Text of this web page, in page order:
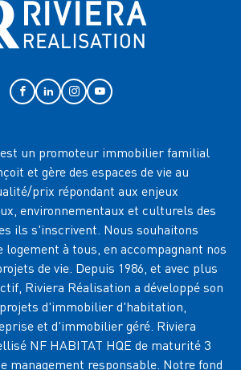
un promoteur immobilier familial
et gère des espaces de vie au
prix répondant aux enjeux
environnementaux et culturels des
ils s'inscrivent. Nous souhaitons
logement à tous, en accompagnant nos
de vie. Depuis 1986, et avec plus
Riviera Réalisation a développé son
d'immobilier d'habitation,
et d'immobilier géré. Riviera
NF HABITAT HQE de maturité 3
management responsable. Notre fond